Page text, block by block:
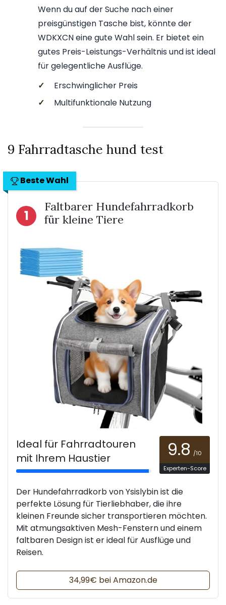
Wenn du auf der Suche nach einer
preisgünstigen Tasche bist, könnte der
WDKXCN eine gute Wahl sein. Er bietet ein
gutes Preis-Leistungs-Verhältnis und ist ideal
für gelegentliche Ausflüge.
✓
Erschwinglicher Preis
✓
Multifunktionale Nutzung
9 Fahrradtasche hund test
Beste Wahl
1
Faltbarer Hundefahrradkorb
für kleine Tiere
Ideal für Fahrradtouren
mit Ihrem Haustier
9.8 /10
Experten-Score
Der Hundefahrradkorb von Ysislybin ist die
perfekte Lösung für Tierliebhaber, die ihre
kleinen Freunde sicher transportieren möchten.
Mit atmungsaktiven Mesh-Fenstern und einem
faltbaren Design ist er ideal für Ausflüge und
Reisen.
34,99€ bei Amazon.de